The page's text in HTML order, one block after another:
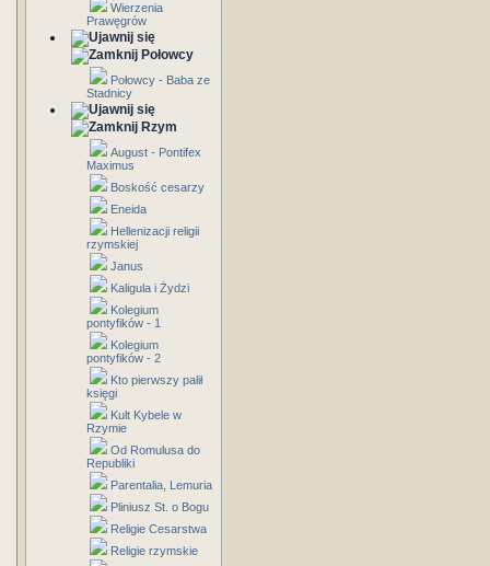
Wierzenia
Prawęgrów
Połowcy
Połowcy - Baba ze
Stadnicy
Rzym
August - Pontifex
Maximus
Boskość cesarzy
Eneida
Hellenizacji religii
rzymskiej
Janus
Kaligula i Żydzi
Kolegium
pontyfików - 1
Kolegium
pontyfików - 2
Kto pierwszy palił
księgi
Kult Kybele w
Rzymie
Od Romulusa do
Republiki
Parentalia, Lemuria
Pliniusz St. o Bogu
Religie Cesarstwa
Religie rzymskie